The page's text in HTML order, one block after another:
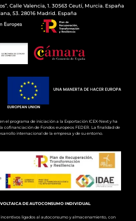
Calle Valencia, 1. 30563 Ceutí, Murcia. España
53. 28016 Madrid. España
el programa de iniciación a la Exportación ICEX-Next y ha
cofinanciación de Fondos europeos FEDER. La finalidad de
internacional de la empresa y de su entorno.
DE AUTOCONSUMO INDIVIDUAL
ligados al autoconsumo y almacenamiento, con